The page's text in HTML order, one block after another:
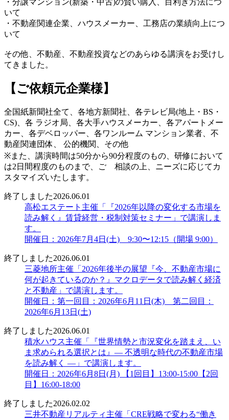
いて
・不動産関連企業、ハウスメーカー、工務店の業績向上につ
いて
その他、不動産、不動産投資などのあらゆる講演をお受けし
てきました。
【ご依頼元企業様】
全国紙新聞社全て、各地方新聞社、各テレビ局(地上・BS・
CS)、各 ラジオ局、各大手ハウスメーカー、各アパートメー
カー、各デベロッパー、各ワンルーム マンション業者、不
動産関連団体、 公的機関、その他
※また、講演時間は50分から90分程度のもの、研修において
は2日間程度のものまで、ご゙相談の上、ニーズに応じてカ
スタマイズいたします。
終了しました2026.06.01
高松エステート主催「『2026年以降の変化する市場を
読み解く』賃貸経営・税制対策セミナー」で講演しま
す。
開催日：2026年7月4日(土) 9:30〜12:15（開場 9:00）
終了しました2026.06.01
三菱地所主催「2026年後半の展望『今、不動産市場に
何が起きているのか？』マクロデータで読み解く経済
と不動産」で講演します。
開催日：第一回目：2026年6月11日(木) 第二回目：
2026年6月13日(土)
終了しました2026.06.01
積水ハウス主催「『世界情勢と市況変化を踏まえ、い
ま求められる選択とは』― 不透明な時代の不動産市場
を読み解く ―」で講演します。
開催日：2026年6月8日(月) 【1回目】13:00-15:00【2回
目】16:00-18:00
終了しました2026.02.02
三井不動産リアルティ主催「CRE戦略で変わる“働き